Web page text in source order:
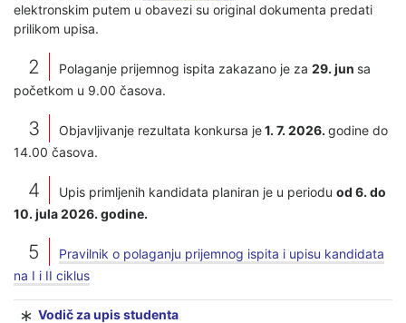
elektronskim putem u obavezi su original dokumenta predati
prilikom upisa.
Polaganje prijemnog ispita zakazano je za 29. jun sa
početkom u 9.00 časova.
Objavljivanje rezultata konkursa je1. 7. 2026. godine do
14.00 časova.
Upis primljenih kandidata planiran je u periodu od 6. do
10. jula 2026. godine.
Pravilnik o polaganju prijemnog ispita i upisu kandidata
na I i II ciklus
Vodič za upis studenta